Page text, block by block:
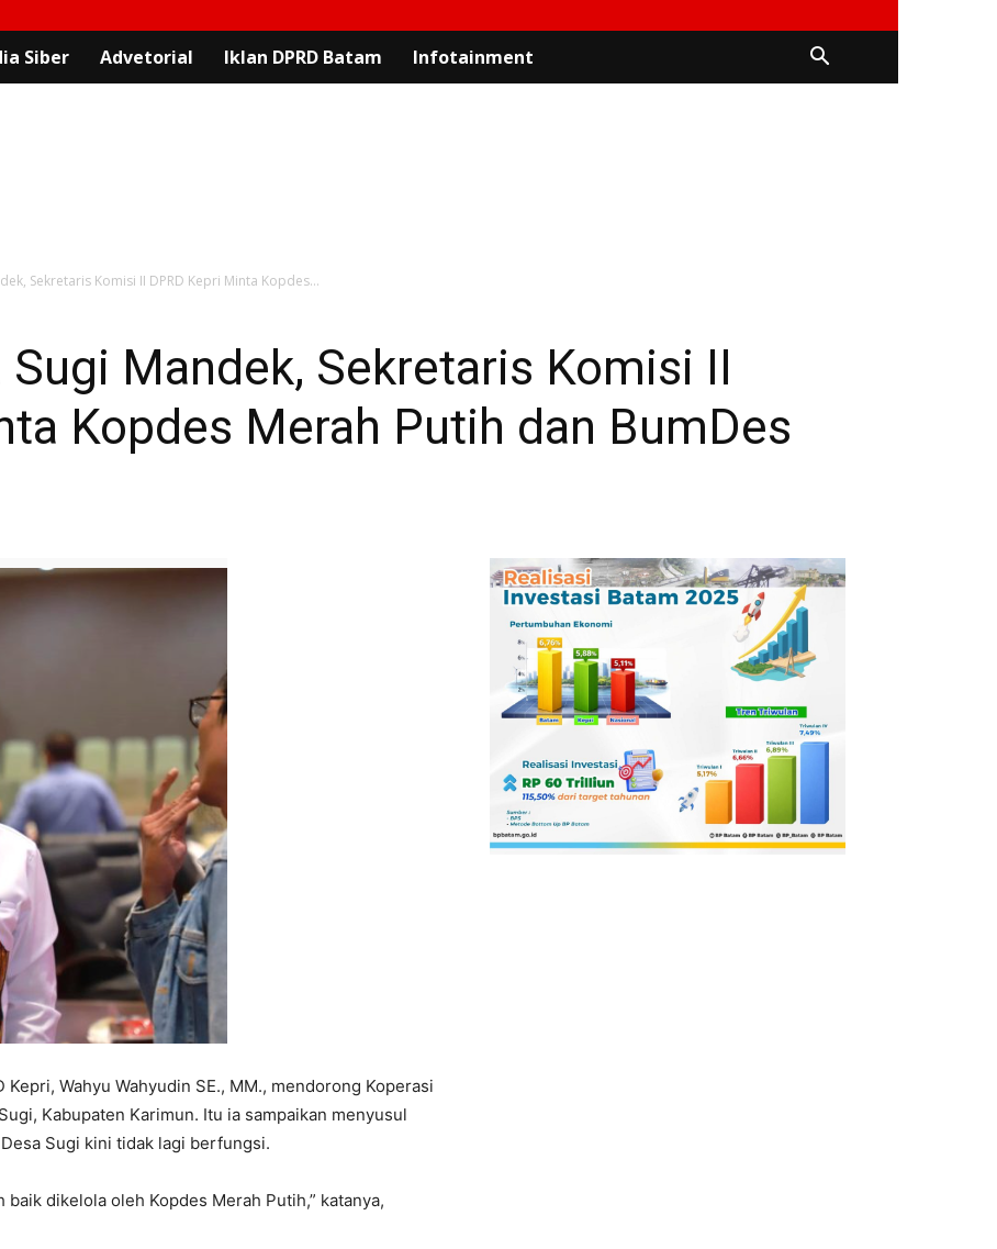
Siber Advetorial Iklan DPRD Batam Infotainment
Sekretaris Komisi II DPRD Kepri Minta Kopdes...
Mandek, Sekretaris Komisi II
Kopdes Merah Putih dan BumDes
Wahyu Wahyudin SE., MM., mendorong Koperasi
Kabupaten Karimun. Itu ia sampaikan menyusul
Sugi kini tidak lagi berfungsi.
dikelola oleh Kopdes Merah Putih,” katanya,